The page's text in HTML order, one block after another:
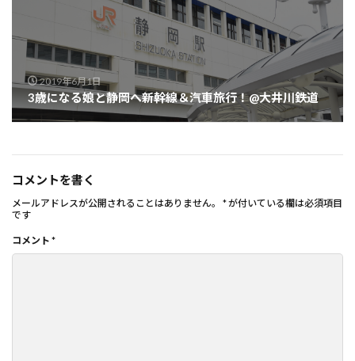
2019年6月1日
3歳になる娘と静岡へ新幹線＆汽車旅行！@大井川鉄道
コメントを書く
メールアドレスが公開されることはありません。 *が付いている欄は必須項目
です
コメント *